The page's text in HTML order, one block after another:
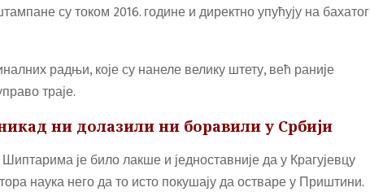
су током 2016. године и директно упућују на бахатог
радњи, које су нанеле велику штету, већ раније
траје.
ни долазили ни боравили у Србији
је било лакше и једноставније да у Крагујевцу
наука него да то исто покушају да остваре у Приштини.